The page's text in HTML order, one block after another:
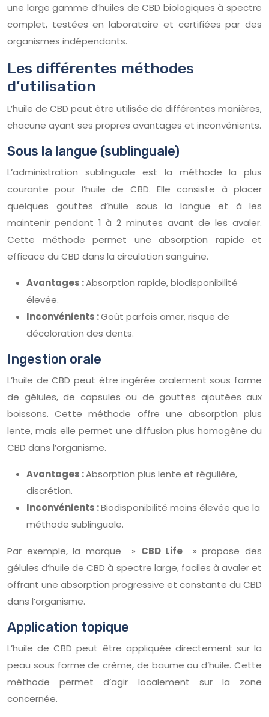
une large gamme d’huiles de CBD biologiques à spectre
complet, testées en laboratoire et certifiées par des
organismes indépendants.
Les différentes méthodes
d’utilisation
L’huile de CBD peut être utilisée de différentes manières,
chacune ayant ses propres avantages et inconvénients.
Sous la langue (sublinguale)
L’administration sublinguale est la méthode la plus
courante pour l’huile de CBD. Elle consiste à placer
quelques gouttes d’huile sous la langue et à les
maintenir pendant 1 à 2 minutes avant de les avaler.
Cette méthode permet une absorption rapide et
efficace du CBD dans la circulation sanguine.
Avantages :Absorption rapide, biodisponibilité
élevée.
Inconvénients :Goût parfois amer, risque de
décoloration des dents.
Ingestion orale
L’huile de CBD peut être ingérée oralement sous forme
de gélules, de capsules ou de gouttes ajoutées aux
boissons. Cette méthode offre une absorption plus
lente, mais elle permet une diffusion plus homogène du
CBD dans l’organisme.
Avantages :Absorption plus lente et régulière,
discrétion.
Inconvénients :Biodisponibilité moins élevée que la
méthode sublinguale.
Par exemple, la marque » CBD Life
» propose des
gélules d’huile de CBD à spectre large, faciles à avaler et
offrant une absorption progressive et constante du CBD
dans l’organisme.
Application topique
L’huile de CBD peut être appliquée directement sur la
peau sous forme de crème, de baume ou d’huile. Cette
méthode permet d’agir localement sur la zone
concernée.